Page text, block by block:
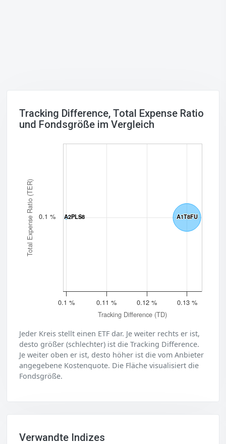
Tracking Difference, Total Expense Ratio
und Fondsgröße im Vergleich
Tracking Difference (TD)
Total Expense Ratio (TER) A1T8FU
A1T8FU
A2PLS8
A2PLS8
0.1 % 0.11 % 0.12 % 0.13 %
0.1 %
Jeder Kreis stellt einen ETF dar. Je weiter rechts er ist,
desto größer (schlechter) ist die Tracking Difference.
Je weiter oben er ist, desto höher ist die vom Anbieter
angegebene Kostenquote. Die Fläche visualisiert die
Fondsgröße.
Verwandte Indizes